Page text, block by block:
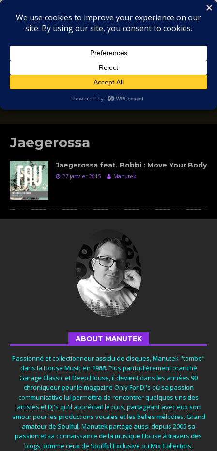
MIX
COLLECTORS
SOULFUL, DEEP HOUSE & GARAGE - MUSIC
Jaegerossa
Jaegerossa feat. Bobbi : Move Your Body
27 janvier 2015 Manutek
ABOUT MANUTEK
Passionné et collectionneur assidu de disques, Manutek "tombe"
dans la House Music en 1988. Plus particulièrement branché
Garage Classic et Deep House, il devient dans les années 90
chroniqueur pour le magazine Only For DJ's où sa passion
communicative lui permettra de rencontrer quelques uns des
artistes et DJ's qu'il appréciait le plus, partageant avec eux son
amour pour les productions vocales et les belles mélodies. Grand
amateur de Soulful, Manutek partage aussi depuis 2005 sa
passion et sa connaissance de la musique House à travers des
blogs, comme ceux de Soulful Exclusive ou Mix Collectors.